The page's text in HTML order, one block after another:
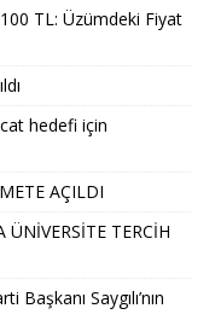
TL: Üzümdeki Fiyat
hedefi için
AÇILDI
TERCİH
Saygılı’nın